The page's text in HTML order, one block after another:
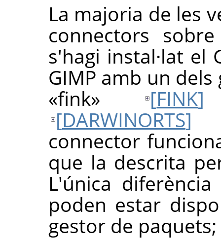
La majoria de les
connectors
s'hagi instal·lat el
GIMP amb un dels
«fink»
[FINK]
[DARWINORTS]
connector
que la descrita
L'única
poden estar
gestor de